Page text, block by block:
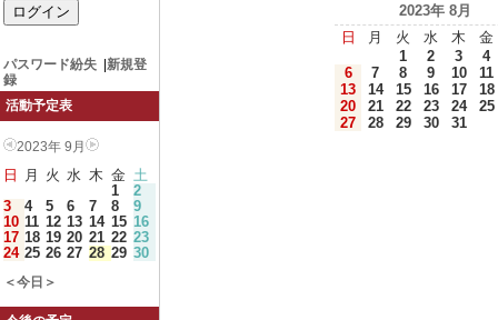
パスワード紛失
新規登
録
活動予定表
2023年 9月
日 月 火 水 木 金 土
1
2
3
4 5 6 7 8
9
10 11 12 13 14 15 16
17 18 19 20 21 22 23
24 25 26 27 28 29 30
＜今日＞
2023年 8月
日
月 火 水 木
金
1
2 3
4
6
7 8 9 10
11
13
14 15 16 17
18
20
21 22 23 24
25
27
28 29 30 31